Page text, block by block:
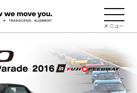
of Dreams